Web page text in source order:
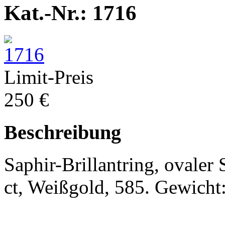
Kat.-Nr.: 1716
Limit-Preis
250 €
Beschreibung
Saphir-Brillantring, ovaler
ct, Weißgold, 585.